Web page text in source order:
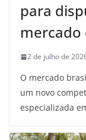
para
mercado
2 de julho de
O mercado
um novo
especializada